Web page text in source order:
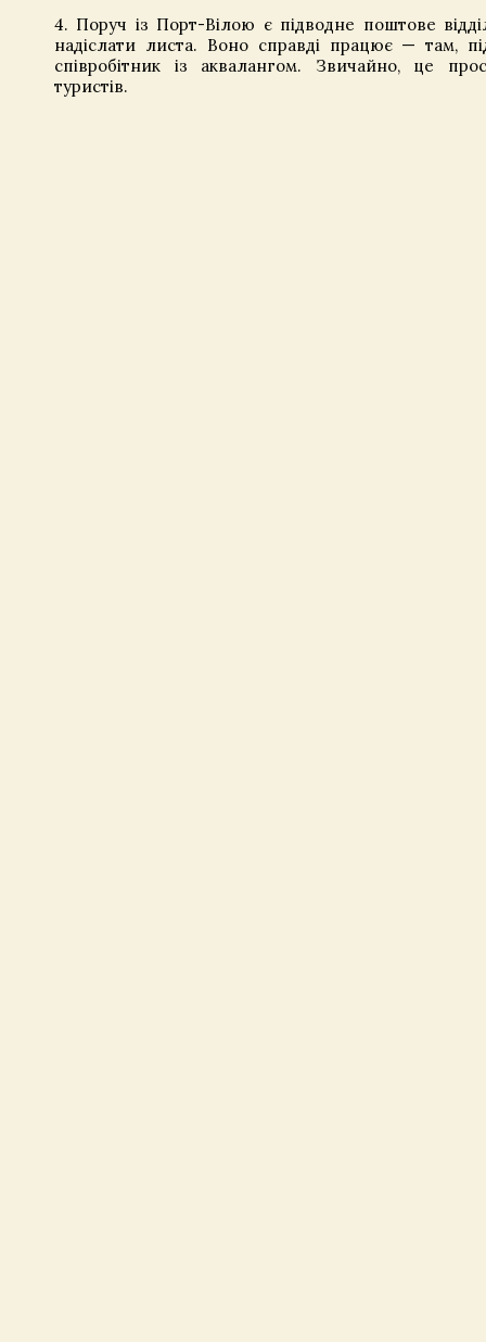
4. Поруч із Порт-Вілою є підводне поштове
надіслати листа. Воно справді працює — там,
співробітник із аквалангом. Звичайно, це
туристів.